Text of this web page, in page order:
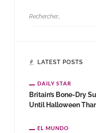
LATEST POSTS
DAILY STAR
Britain’s Bone-Dry
Until Halloween
EL MUNDO